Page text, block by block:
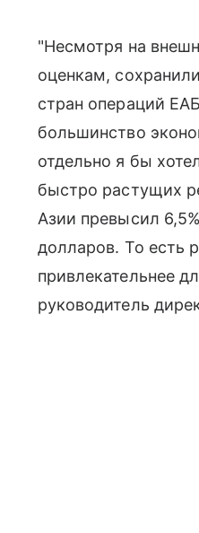
"Несмотря на
оценкам,
стран операций
большинство
отдельно я бы
быстро растущих
Азии превысил
долларов. То есть
привлекательнее
руководитель